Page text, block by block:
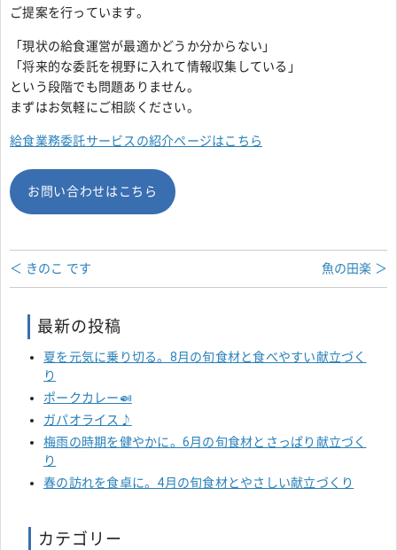
ご提案を行っています。
「現状の給食運営が最適かどうか分からない」
「将来的な委託を視野に入れて情報収集している」
という段階でも問題ありません。
まずはお気軽にご相談ください。
給食業務委託サービスの紹介ページはこちら
お問い合わせはこちら
魚の田楽 ＞
＜ きのこ です
最新の投稿
夏を元気に乗り切る。8月の旬食材と食べやすい献立づく
り
ポークカレー🍛
ガパオライス♪
梅雨の時期を健やかに。6月の旬食材とさっぱり献立づく
り
春の訪れを食卓に。4月の旬食材とやさしい献立づくり
カテゴリー